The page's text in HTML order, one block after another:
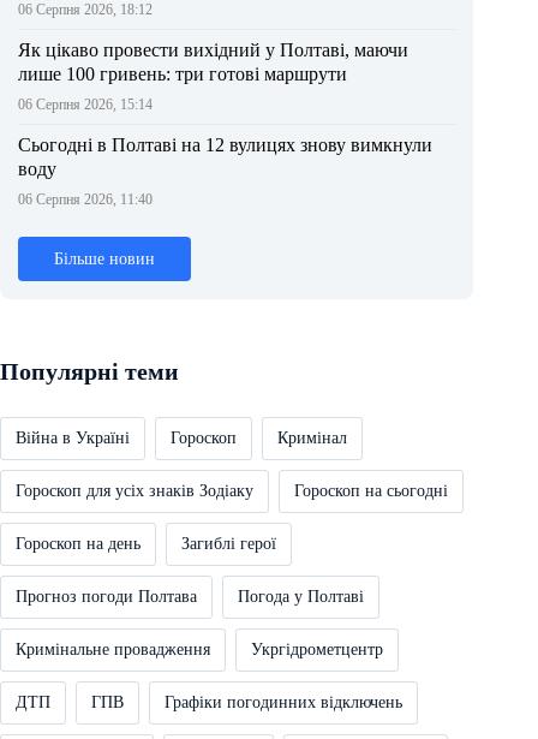
06 Серпня 2026, 18:12
Як цікаво провести вихідний у Полтаві, маючи
лише 100 гривень: три готові маршрути
06 Серпня 2026, 15:14
Сьогодні в Полтаві на 12 вулицях знову вимкнули
воду
06 Серпня 2026, 11:40
Більше новин
Популярні теми
Війна в Україні Гороскоп Кримінал
Гороскоп для усіх знаків Зодіаку Гороскоп на сьогодні
Гороскоп на день Загиблі герої
Прогноз погоди Полтава Погода у Полтаві
Кримінальне провадження Укргідрометцентр
ДТП ГПВ Графіки погодинних відключень